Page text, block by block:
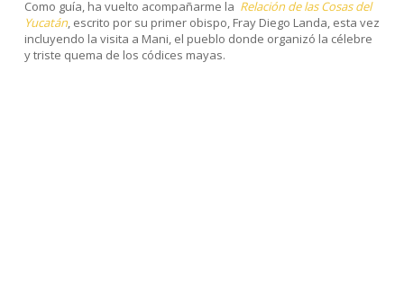
Como guía, ha vuelto acompañarme la Relación de las Cosas del
Yucatán, escrito por su primer obispo, Fray Diego Landa, esta vez
incluyendo la visita a Mani, el pueblo donde organizó la célebre
y triste quema de los códices mayas.